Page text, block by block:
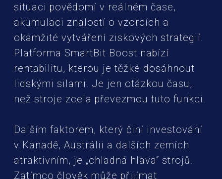
situaci povědomí v reálném čase,
akumulaci znalostí o vzorcích a
okamžité vytváření ziskových strategií.
Platforma SmartBit Boost nabízí
rentabilitu, kterou je těžké dosáhnout
lidskými silami. Je jen otázkou času,
než stroje zcela převezmou tuto funkci.
Dalším faktorem, který činí investování
v Kanadě, Austrálii a dalších zemích
atraktivním, je „chladná hlava“ strojů.
Zatímco člověk může přijímat